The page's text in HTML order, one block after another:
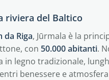
riviera del Baltico
da Riga, Jūrmala è la
con 50.000 abitanti.
in legno tradizionale,
benessere e